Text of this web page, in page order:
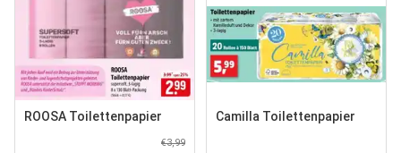
ROOSA Toilettenpapier
€3,99
Camilla Toilettenpapier